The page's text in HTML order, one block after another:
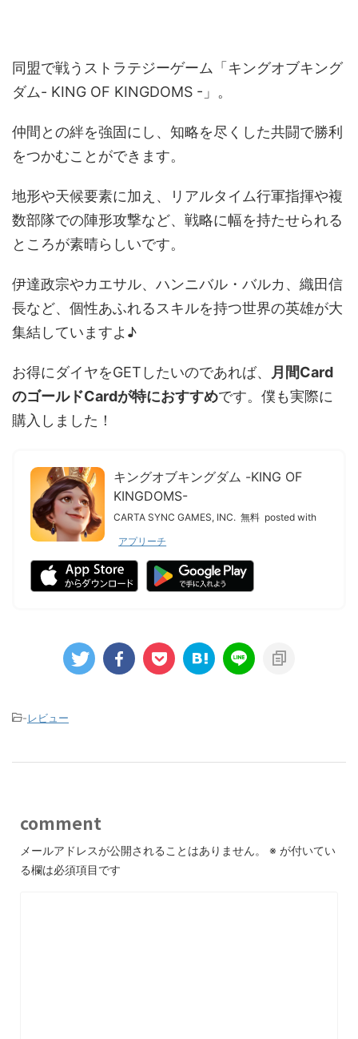
同盟で戦うストラテジーゲーム「キングオブキング
ダム- KING OF KINGDOMS -」。
仲間との絆を強固にし、知略を尽くした共闘で勝利
をつかむことができます。
地形や天候要素に加え、リアルタイム行軍指揮や複
数部隊での陣形攻撃など、戦略に幅を持たせられる
ところが素晴らしいです。
伊達政宗やカエサル、ハンニバル・バルカ、織田信
長など、個性あふれるスキルを持つ世界の英雄が大
集結していますよ♪
お得にダイヤをGETしたいのであれば、
月間Card
のゴールドCardが特におすすめです。僕も実際に
購入しました！
キングオブキングダム -KING OF
KINGDOMS-
CARTA SYNC GAMES, INC. 無料 posted with
アプリーチ
-レビュー
comment
メールアドレスが公開されることはありません。 ※ が付いてい
る欄は必須項目です